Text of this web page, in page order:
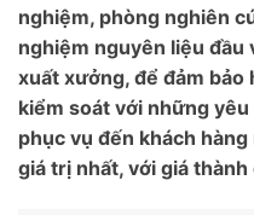
nghiệm, phòng nghiên
nghiệm nguyên liệu
xuất xưởng, để đảm
kiểm soát với những
phục vụ đến khách
giá trị nhất, với giá